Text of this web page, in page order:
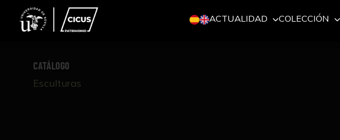
ACTUALIDAD COLECCIÓN
CATÁLOGO
Esculturas